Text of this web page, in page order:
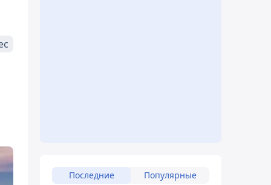
Последние Популярные